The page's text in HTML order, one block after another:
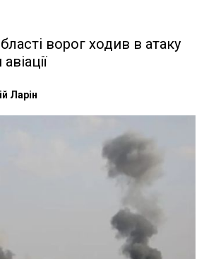
ворог ходив в атаку
Ларін